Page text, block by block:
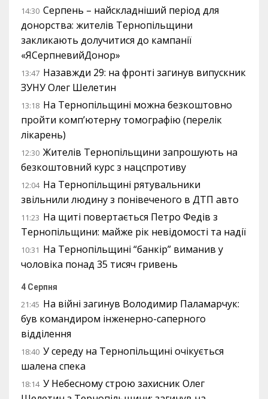
14:30 Серпень – найскладніший період для
донорства: жителів Тернопільщини
закликають долучитися до кампанії
«ЯСерпневийДонор»
13:47 Назавжди 29: на фронті загинув випускник
ЗУНУ Олег Шелетин
13:18 На Тернопільщині можна безкоштовно
пройти комп’ютерну томографію (перелік
лікарень)
12:30 Жителів Тернопільщини запрошують на
безкоштовний курс з нацспротиву
12:04 На Тернопільщині рятувальники
звільнили людину з понівеченого в ДТП авто
11:23 На щиті повертається Петро Федів з
Тернопільщини: майже рік невідомості та надії
10:31 На Тернопільщині “банкір” виманив у
чоловіка понад 35 тисяч гривень
4 Серпня
21:45 На війні загинув Володимир Паламарчук:
був командиром інженерно-саперного
відділення
18:40 У середу на Тернопільщині очікується
шалена спека
18:14 У Небесному строю захисник Олег